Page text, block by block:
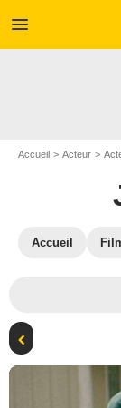
menu
Accueil Acteur
Accueil